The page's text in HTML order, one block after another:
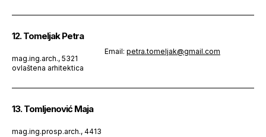
12. Tomeljak Petra
mag.ing.arch., 5321
ovlaštena arhitektica
Email: petra.tomeljak@gmail.com
13. Tomljenović Maja
mag.ing.prosp.arch., 4413